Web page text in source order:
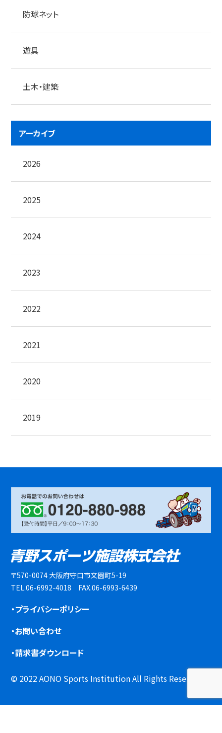
防球ネット
遊具
土木・建築
アーカイブ
2026
2025
2024
2023
2022
2021
2020
2019
〒570-0074 大阪府守口市文園町5-19
TEL.06-6992-4018 FAX.06-6993-6439
・プライバシーポリシー
・お問い合わせ
・請求書ダウンロード
© 2022 AONO Sports Institution All Rights Reserved.